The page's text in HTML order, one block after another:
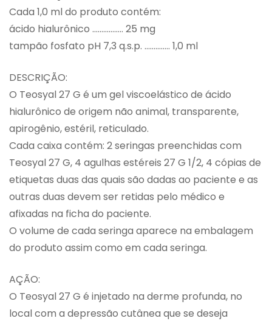
Cada 1,0 ml do produto contém:
ácido hialurônico …………….. 25 mg
tampão fosfato pH 7,3 q.s.p. ………….. 1,0 ml
DESCRIÇÃO:
O Teosyal 27 G é um gel viscoelástico de ácido
hialurônico de origem não animal, transparente,
apirogênio, estéril, reticulado.
Cada caixa contém: 2 seringas preenchidas com
Teosyal 27 G, 4 agulhas estéreis 27 G 1/2, 4 cópias de
etiquetas duas das quais são dadas ao paciente e as
outras duas devem ser retidas pelo médico e
afixadas na ficha do paciente.
O volume de cada seringa aparece na embalagem
do produto assim como em cada seringa.
AÇÃO:
O Teosyal 27 G é injetado na derme profunda, no
local com a depressão cutânea que se deseja